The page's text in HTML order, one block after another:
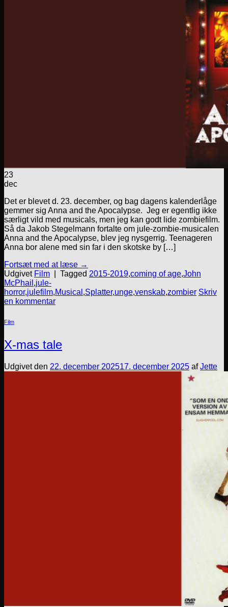
23
dec
Det er blevet d. 23. december, og bag dagens kalenderlåge
gemmer sig Anna and the Apocalypse. Jeg er egentlig ikke
særligt vild med musicals, men jeg kan godt lide zombiefilm.
Så da Jakob Stegelmann fortalte om jule-zombie-musicalen
Anna and the Apocalypse, blev jeg nysgerrig. Teenageren
Anna bor alene med sin far i den skotske by […]
Fortsæt med at læse →
Udgivet Film Tagged 2015-2019,coming of age,John
McPhail ,jule-
horror,julefilm,Musical ,Splatter,unge,venskab,zombier Skriv
en kommentar
Film
X-mas tale
Udgivet den 22. december 202517. december 2025 afJette